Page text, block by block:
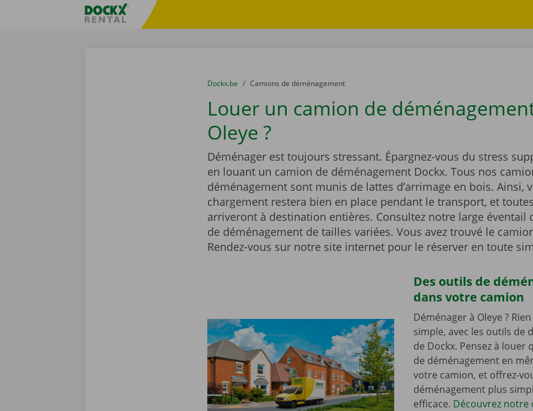
sitename
You are here:
du
Dockx.be to
Camions de déménagement
Louer un camion de
Oleye ?
Déménager est toujours stressant. Épargnez-vous du stress
en louant un camion de déménagement Dockx. Tous nos
déménagement sont munis de lattes d’arrimage en bois. Ainsi,
chargement restera bien en place pendant le transport, et
arriveront à destination entières. Consultez notre large éventail
de déménagement de tailles variées. Vous avez trouvé le
Rendez-vous sur notre site internet pour le réserver en toute
Des outils de
dans votre camion
Déménager à Oleye ?
simple, avec les outils de
de Dockx. Pensez à louer
de déménagement en
votre camion, et offrez-
déménagement plus
efficace. Découvrez notre